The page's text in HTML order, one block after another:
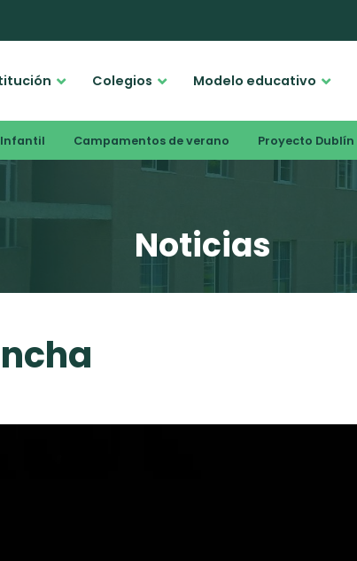
Colegios Modelo educativo
Infantil Campamentos de verano Proyecto Dublín
Noticias